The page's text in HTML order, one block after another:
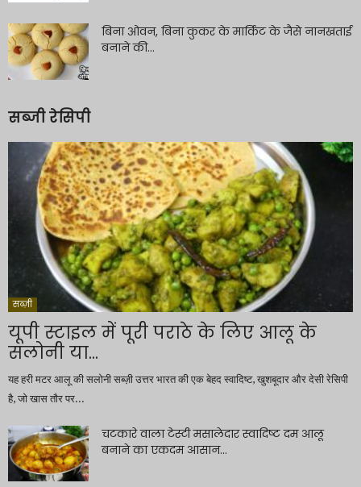
बिना ओवन, बिना कुकर के मार्किट के जैसे नानखताई
बनाने की...
सब्जी रेसिपी
सब्ज़ी
यूपी स्टाइल में पूरी पराठे के लिए आलू के
सलोनी या...
यह हरी मटर आलू की सलोनी सब्ज़ी उत्तर भारत की एक बेहद स्वादिष्ट, खुशबूदार और देसी रेसिपी
है, जो खास तौर पर...
चटकारे वाला टेस्टी मसालेदार स्वादिष्ट दम आलू
बनाने का एकदम आसान...